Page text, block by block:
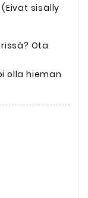
sisälly
Ota
olla hieman